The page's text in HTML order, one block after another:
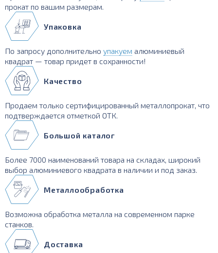
прокат по вашим размерам.
Упаковка
По запросу дополнительно упакуем алюминиевый
квадрат — товар придет в сохранности!
Качество
Продаем только сертифицированный металлопрокат, что
подтверждается отметкой ОТК.
Большой каталог
Более 7000 наименований товара на складах, широкий
выбор алюминиевого квадрата в наличии и под заказ.
Металлообработка
Возможна обработка металла на современном парке
станков.
Доставка